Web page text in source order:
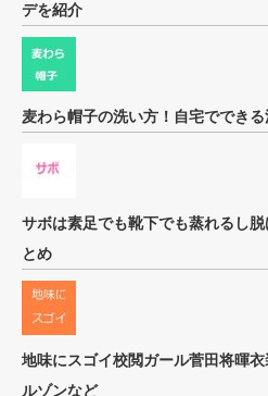
デを紹介
麦わら帽子の洗い方！自宅ででき
サボは素足でも靴下でも蒸れるし
とめ
地味にスゴイ校閲ガール菅田将暉
ルゾンなど